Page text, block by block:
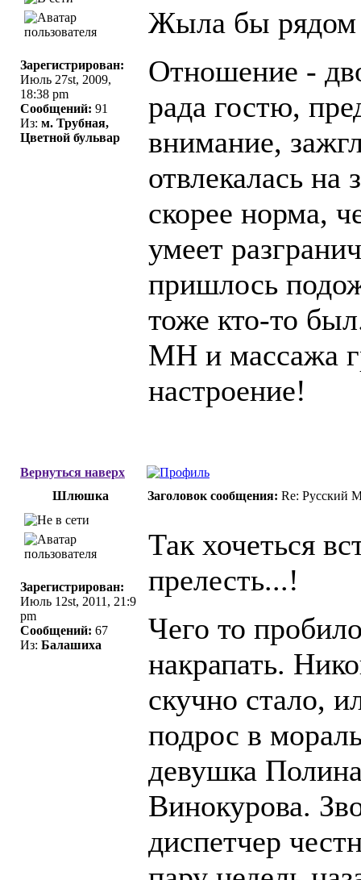
Зарегистрирован:
Июль 27st, 2009,
18:38 pm
Сообщений: 91
Из: м. Трубная,
Цветной бульвар
Жыла бы рядом
Отношение -
рада гостю,
внимание,
отвлекалась
скорее норма,
умеет
пришлось
тоже кто-то
МН и массажа
настроение!
Вернуться наверх
Шлюшка
Заголовок сообщения: Re: Русский
Зарегистрирован:
Июль 12st, 2011, 21:9
pm
Сообщений: 67
Из: Балашиха
Так хочеться
прелесть...!
Чего то
накрапать.
скучно стало,
подрос в
девушка
Винокурова.
диспетчер